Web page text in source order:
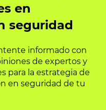
en
seguridad
informado con
de expertos y
para la estrategia de
en seguridad de tu